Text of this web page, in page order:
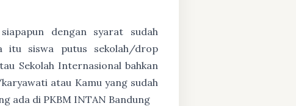
dengan syarat sudah
itu siswa putus sekolah/drop
Sekolah Internasional bahkan
atau Kamu yang sudah
ada di PKBM INTAN Bandung